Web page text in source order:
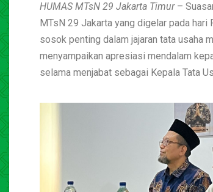
HUMAS MTsN 29 Jakarta Timur –
MTsN 29 Jakarta yang digelar pada
sosok penting dalam jajaran tata usaha
menyampaikan apresiasi mendalam
selama menjabat sebagai Kepala Tata